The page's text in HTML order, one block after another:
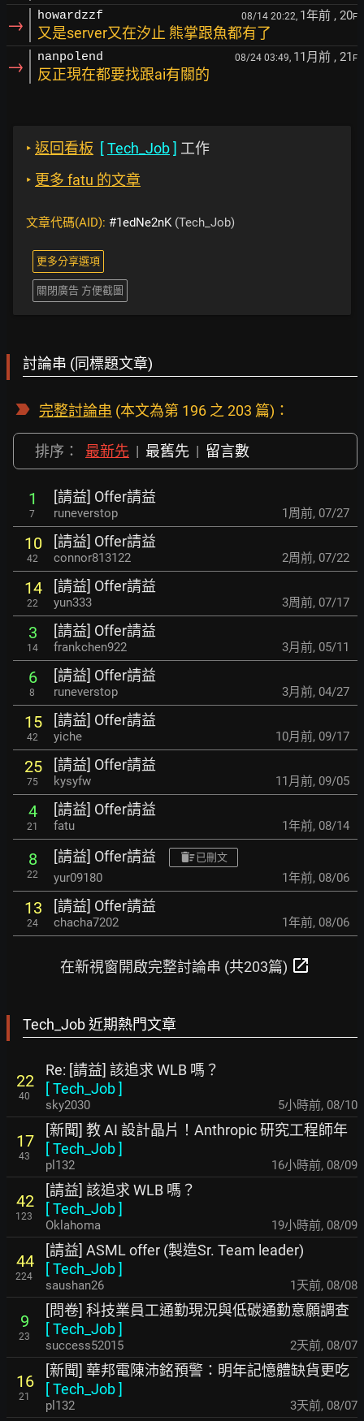
→ howardzzf 08/14 20:22, 1年前 , 20F
又是server又在汐止 熊掌跟魚都有了
→ nanpolend 08/24 03:49, 11月前 , 21 F
反正現在都要找跟ai有關的
‣ 返回看板 [Tech_Job] 工作
‣ 更多 fatu 的文章
文章代碼(AID): #1edNe2nK(Tech_Job)
更多分享選項
關閉廣告 方便截圖
討論串 (同標題文章)
完整討論串 (本文為第 196 之 203 篇)：
排序： 最新先 | 最舊先 | 留言數
1
7
[請益] Offer請益
runeverstop 1周前, 07/27
10
42
[請益] Offer請益
connor813122 2周前, 07/22
14
22
[請益] Offer請益
yun333 3周前, 07/17
3
14
[請益] Offer請益
frankchen922 3月前, 05/11
6
8
[請益] Offer請益
runeverstop 3月前, 04/27
15
42
[請益] Offer請益
yiche 10月前, 09/17
25
75
[請益] Offer請益
kysyfw 11月前, 09/05
4
21
[請益] Offer請益
fatu 1年前, 08/14
8
22
[請益] Offer請益 已刪文
yur09180 1年前, 08/06
13
24
[請益] Offer請益
chacha7202 1年前, 08/06
在新視窗開啟完整討論串 (共203篇) open_in_new
Tech_Job 近期熱門文章
22
40
Re: [請益] 該追求 WLB 嗎？
[Tech_Job]
sky2030 5小時前, 08/10
17
43
[新聞] 教 AI 設計晶片！Anthropic 研究工程師年
[Tech_Job]
pl132 16小時前, 08/09
42
123
[請益] 該追求 WLB 嗎？
[Tech_Job]
Oklahoma 19小時前, 08/09
44
224
[請益] ASML offer (製造Sr. Team leader)
[Tech_Job]
saushan26 1天前, 08/08
9
23
[問卷] 科技業員工通勤現況與低碳通勤意願調查
[Tech_Job]
success52015 2天前, 08/07
16
21
[新聞] 華邦電陳沛銘預警：明年記憶體缺貨更吃
[Tech_Job]
pl132 3天前, 08/07